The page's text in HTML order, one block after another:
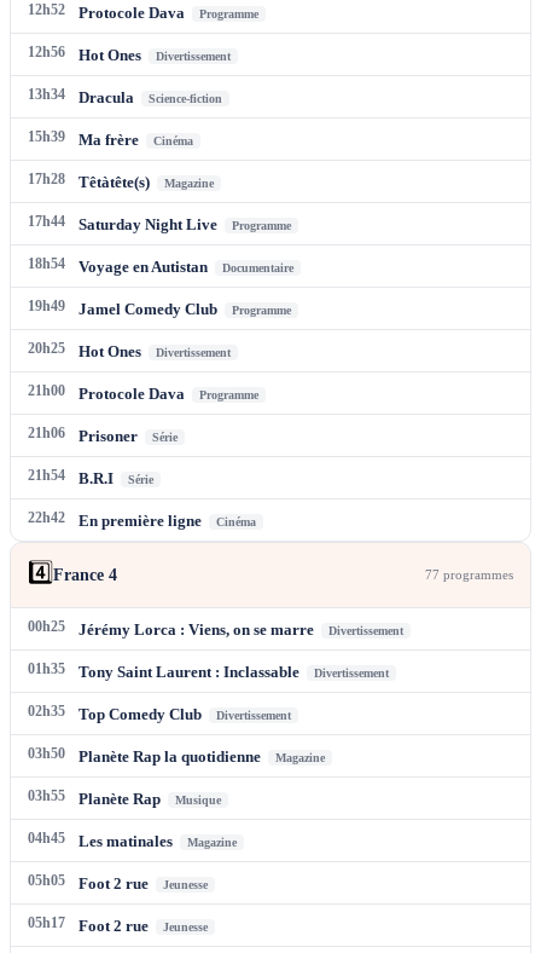
12h52 Protocole Dava Programme
12h56 Hot Ones Divertissement
13h34 Dracula Science-fiction
15h39 Ma frère Cinéma
17h28 Têtàtête(s) Magazine
17h44 Saturday Night Live Programme
18h54 Voyage en Autistan Documentaire
19h49 Jamel Comedy Club Programme
20h25 Hot Ones Divertissement
21h00 Protocole Dava Programme
21h06 Prisoner Série
21h54 B.R.I Série
22h42 En première ligne Cinéma
4️⃣France 4 77 programmes
00h25 Jérémy Lorca : Viens, on se marre Divertissement
01h35 Tony Saint Laurent : Inclassable Divertissement
02h35 Top Comedy Club Divertissement
03h50 Planète Rap la quotidienne Magazine
03h55 Planète Rap Musique
04h45 Les matinales Magazine
05h05 Foot 2 rue Jeunesse
05h17 Foot 2 rue Jeunesse